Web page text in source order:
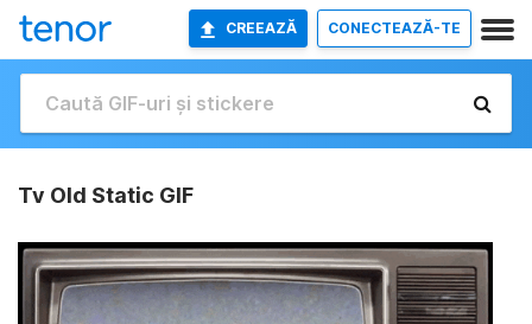
CREEAZĂ CONECTEAZĂ-TE
Tv Old Static GIF